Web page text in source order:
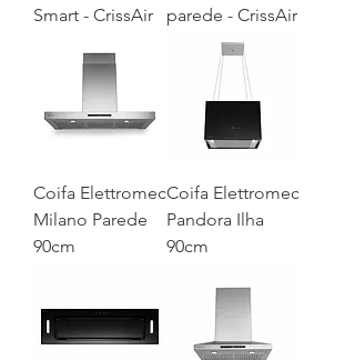
Smart - CrissAir
parede - CrissAir
Coifa Elettromec
Milano Parede
90cm
Coifa Elettromec
Pandora Ilha
90cm